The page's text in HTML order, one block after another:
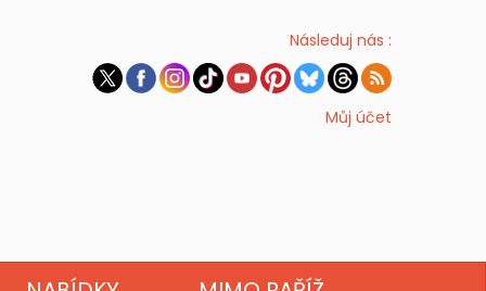
Následuj nás :
Můj účet